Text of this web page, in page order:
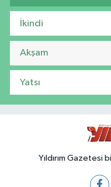
İkindi
Akşam
Yatsı
Yıldırım Gazetesi